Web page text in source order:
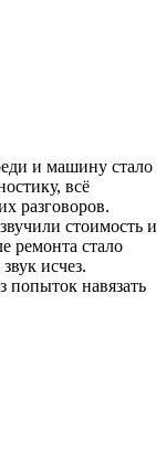
и машину стало
всё
разговоров.
стоимость и
ремонта стало
исчез.
попыток навязать